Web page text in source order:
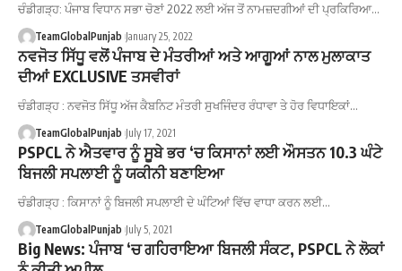
ਚੰਡੀਗੜ੍ਹ: ਪੰਜਾਬ ਵਿਧਾਨ ਸਭਾ ਚੋਣਾਂ 2022 ਲਈ ਅੱਜ ਤੋਂ ਨਾਮਜ਼ਦਗੀਆਂ ਦੀ ਪ੍ਰਕਿਰਿਆ…
TeamGlobalPunjab January 25, 2022
ਨਵਜੋਤ ਸਿੱਧੂ ਵਲੋਂ ਪੰਜਾਬ ਦੇ ਮੰਤਰੀਆਂ ਅਤੇ ਆਗੂਆਂ ਨਾਲ ਮੁਲਾਕਾਤ
ਦੀਆਂ EXCLUSIVE ਤਸਵੀਰਾਂ
ਚੰਡੀਗੜ੍ਹ : ਨਵਜੋਤ ਸਿੱਧੂ ਅੱਜ ਕੈਬਨਿਟ ਮੰਤਰੀ ਸੁਖਜਿੰਦਰ ਰੰਧਾਵਾ ਤੇ ਹੋਰ ਵਿਧਾਇਕਾਂ…
TeamGlobalPunjab July 17, 2021
PSPCL ਨੇ ਐਤਵਾਰ ਨੂੰ ਸੂਬੇ ਭਰ ‘ਚ ਕਿਸਾਨਾਂ ਲਈ ਔਸਤਨ 10.3 ਘੰਟੇ
ਬਿਜਲੀ ਸਪਲਾਈ ਨੂੰ ਯਕੀਨੀ ਬਣਾਇਆ
ਚੰਡੀਗੜ੍ਹ : ਕਿਸਾਨਾਂ ਨੂੰ ਬਿਜਲੀ ਸਪਲਾਈ ਦੇ ਘੰਟਿਆਂ ਵਿੱਚ ਵਾਧਾ ਕਰਨ ਲਈ…
TeamGlobalPunjab July 5, 2021
Big News: ਪੰਜਾਬ ‘ਚ ਗਹਿਰਾਇਆ ਬਿਜਲੀ ਸੰਕਟ, PSPCL ਨੇ ਲੋਕਾਂ